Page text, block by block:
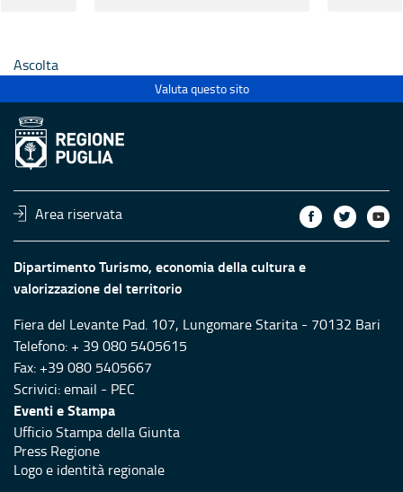
Ascolta
Valuta questo sito
Area riservata
Dipartimento Turismo, economia della cultura e
valorizzazione del territorio
Fiera del Levante Pad. 107, Lungomare Starita - 70132 Bari
Telefono: + 39 080 5405615
Fax: +39 080 5405667
Scrivici:email - PEC
Eventi e Stampa
Ufficio Stampa della Giunta
Press Regione
Logo e identità regionale